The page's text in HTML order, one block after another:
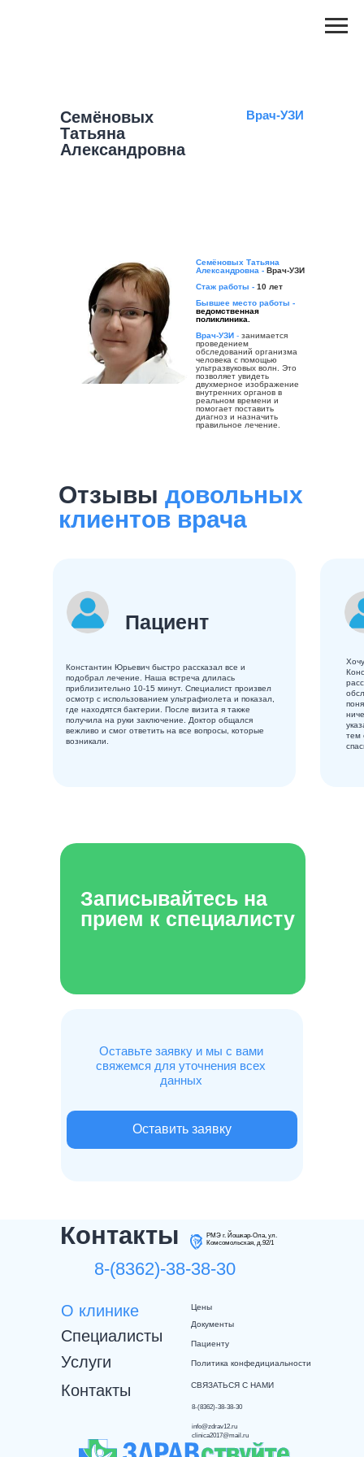
Семёновых
Татьяна
Александровна
Врач-УЗИ
Семёновых Татьяна
Александровна - Врач-УЗИ
Стаж работы - 10 лет
Бывшее место работы -
ведомственная
поликлиника.
Врач-УЗИ - занимается
проведением
обследований организма
человека с помощью
ультразвуковых волн. Это
позволяет увидеть
двухмерное изображение
внутренних органов в
реальном времени и
помогает поставить
диагноз и назначить
правильное лечение.
Отзывы довольных
клиентов врача
Пациент
Константин Юрьевич быстро рассказал все и
подобрал лечение. Наша встреча длилась
приблизительно 10-15 минут. Специалист произвел
осмотр с использованием ультрафиолета и показал,
где находятся бактерии. После визита я также
получила на руки заключение. Доктор общался
вежливо и смог ответить на все вопросы, которые
возникали.
тем
Записывайтесь на
прием к специалисту
Оставьте заявку и мы с вами
свяжемся для уточнения всех
данных
Оставить заявку
Контакты
РМЭ г. Йошкар-Ола, ул.
Комсомольская, д.92/1
8-(8362)-38-38-30
О клинике
Специалисты
Услуги
Контакты
Цены
Документы
Пациенту
Политика конфедициальности
СВЯЗАТЬСЯ С НАМИ
8-(8362)-38-38-30
info@zdrav12.ru
clinica2017@mail.ru